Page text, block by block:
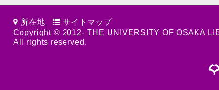
所在地
サイトマップ
Copyright © 2012- THE UNIVERSITY OF OSAKA
All rights reserved.